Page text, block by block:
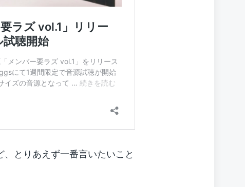
とりあえず一番言いたいこと